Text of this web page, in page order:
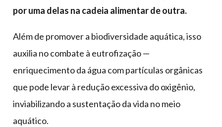
por uma delas na cadeia alimentar de outra.
Além de promover a biodiversidade aquática, isso
auxilia no combate à eutrofização —
enriquecimento da água com partículas orgânicas
que pode levar à redução excessiva do oxigênio,
inviabilizando a sustentação da vida no meio
aquático.